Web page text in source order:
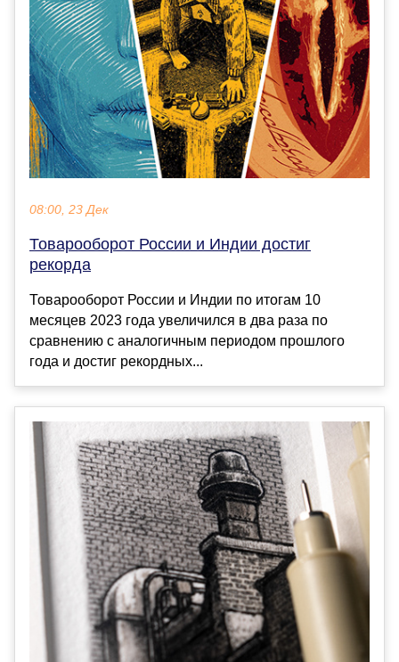
08:00, 23 Дек
Товарооборот России и Индии достиг
рекорда
Товарооборот России и Индии по итогам 10
месяцев 2023 года увеличился в два раза по
сравнению с аналогичным периодом прошлого
года и достиг рекордных...